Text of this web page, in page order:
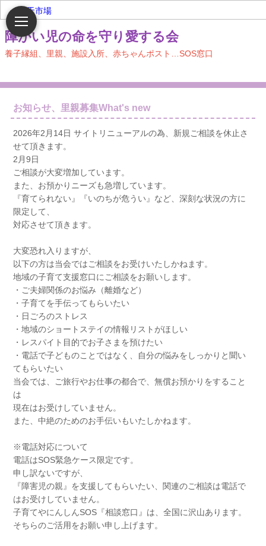
楽天市場
障がい児の命を守り愛する会
養子縁組、里親、施設入所、赤ちゃんポスト…SOS窓口
お知らせ、里親募集What's new
2026年2月14日 サイトリニューアルの為、新規ご相談を休止さ
せて頂きます。
2月9日
ご相談が大変増加しています。
また、お預かりニーズも急増しています。
『育てられない』『いのちが危うい』など、深刻な状況の方に
限定して、
対応させて頂きます。
大変恐れ入りますが、
以下の方は当会ではご相談をお受けいたしかねます。
地域の子育て支援窓口にご相談をお願いします。
・ご夫婦関係のお悩み（離婚など）
・子育てを手伝ってもらいたい
・日ごろのストレス
・地域のショートステイの情報リストがほしい
・レスパイト目的でお子さまを預けたい
・電話で子どものことではなく、自分の悩みをしっかりと聞い
てもらいたい
当会では、ご旅行やお仕事の都合で、無償お預かりをすること
は
現在はお受けしていません。
また、中絶のためのお手伝いもいたしかねます。
※電話対応について
電話はSOS緊急ケース限定です。
申し訳ないですが、
『障害児の親』を支援してもらいたい、関連のご相談は電話で
はお受けしていません。
子育てやにんしんSOS『相談窓口』は、全国に沢山あります。
そちらのご活用をお願い申し上げます。